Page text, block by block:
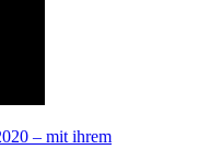
– mit ihrem